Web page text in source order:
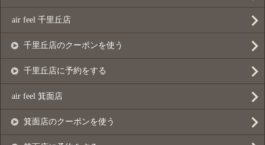
air feel 千里丘店
千里丘店のクーポンを使う
千里丘店に予約をする
air feel 箕面店
箕面店のクーポンを使う